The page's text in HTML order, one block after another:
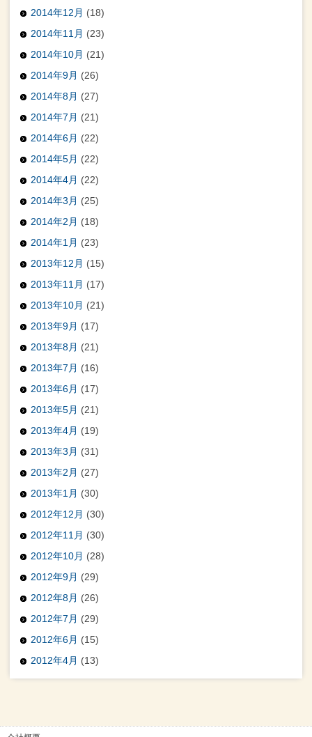
2014年12月 (18)
2014年11月 (23)
2014年10月 (21)
2014年9月 (26)
2014年8月 (27)
2014年7月 (21)
2014年6月 (22)
2014年5月 (22)
2014年4月 (22)
2014年3月 (25)
2014年2月 (18)
2014年1月 (23)
2013年12月 (15)
2013年11月 (17)
2013年10月 (21)
2013年9月 (17)
2013年8月 (21)
2013年7月 (16)
2013年6月 (17)
2013年5月 (21)
2013年4月 (19)
2013年3月 (31)
2013年2月 (27)
2013年1月 (30)
2012年12月 (30)
2012年11月 (30)
2012年10月 (28)
2012年9月 (29)
2012年8月 (26)
2012年7月 (29)
2012年6月 (15)
2012年4月 (13)